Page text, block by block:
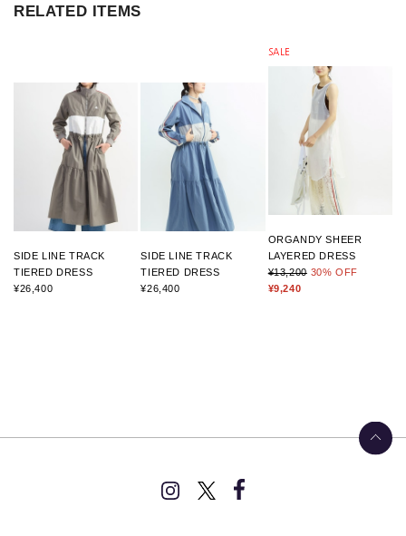
RELATED ITEMS
SIDE LINE TRACK
TIERED DRESS
¥26,400
SIDE LINE TRACK
TIERED DRESS
¥26,400
SALE
ORGANDY SHEER
LAYERED DRESS
¥13,200 30% OFF
¥9,240